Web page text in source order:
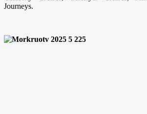
Journeys.